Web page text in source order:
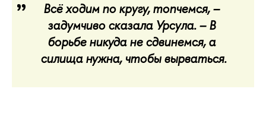
Всё ходим по кругу, топчемся, –
задумчиво сказала Урсула. – В
борьбе никуда не сдвинемся, а
силища нужна, чтобы вырваться.